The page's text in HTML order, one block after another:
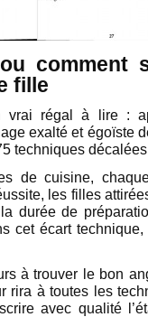
comment
fille
régal à lire :
exalté et égoïste
techniques
de cuisine,
les filles
durée de
cet écart
à trouver le bon
rira à toutes les
avec qualité